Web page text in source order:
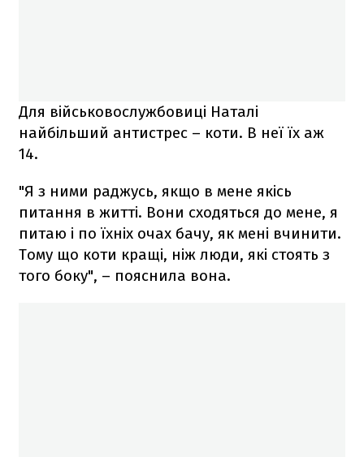
Для військовослужбовиці Наталі
найбільший антистрес – коти. В неї їх аж
14.
"Я з ними раджусь, якщо в мене якісь
питання в житті. Вони сходяться до мене, я
питаю і по їхніх очах бачу, як мені вчинити.
Тому що коти кращі, ніж люди, які стоять з
того боку", – пояснила вона.